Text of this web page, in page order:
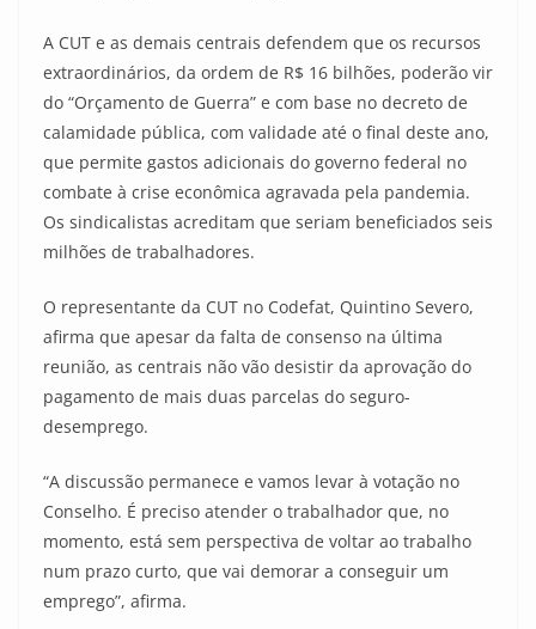
A CUT e as demais centrais defendem que os recursos
extraordinários, da ordem de R$ 16 bilhões, poderão vir
do “Orçamento de Guerra” e com base no decreto de
calamidade pública, com validade até o final deste ano,
que permite gastos adicionais do governo federal no
combate à crise econômica agravada pela pandemia.
Os sindicalistas acreditam que seriam beneficiados seis
milhões de trabalhadores.
O representante da CUT no Codefat, Quintino Severo,
afirma que apesar da falta de consenso na última
reunião, as centrais não vão desistir da aprovação do
pagamento de mais duas parcelas do seguro-
desemprego.
“A discussão permanece e vamos levar à votação no
Conselho. É preciso atender o trabalhador que, no
momento, está sem perspectiva de voltar ao trabalho
num prazo curto, que vai demorar a conseguir um
emprego”, afirma.